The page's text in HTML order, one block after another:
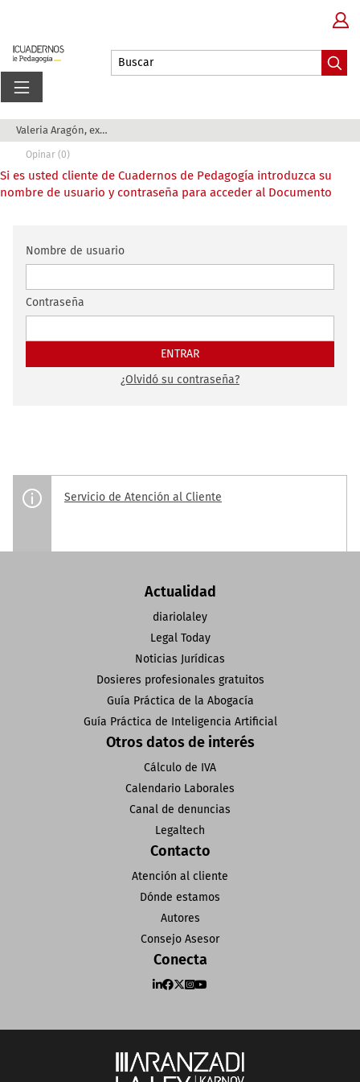
Valeria Aragón, experta en IA pedagógica: «El s...
Opinar (0)
Si es usted cliente de Cuadernos de Pedagogía introduzca su
nombre de usuario y contraseña para acceder al Documento
Nombre de usuario
Contraseña
¿Olvidó su contraseña?
Servicio de Atención al Cliente
Actualidad
diariolaley
Legal Today
Noticias Jurídicas
Dosieres profesionales gratuitos
Guía Práctica de la Abogacía
Guía Práctica de Inteligencia Artificial
Otros datos de interés
Cálculo de IVA
Calendario Laborales
Canal de denuncias
Legaltech
Contacto
Atención al cliente
Dónde estamos
Autores
Consejo Asesor
Conecta